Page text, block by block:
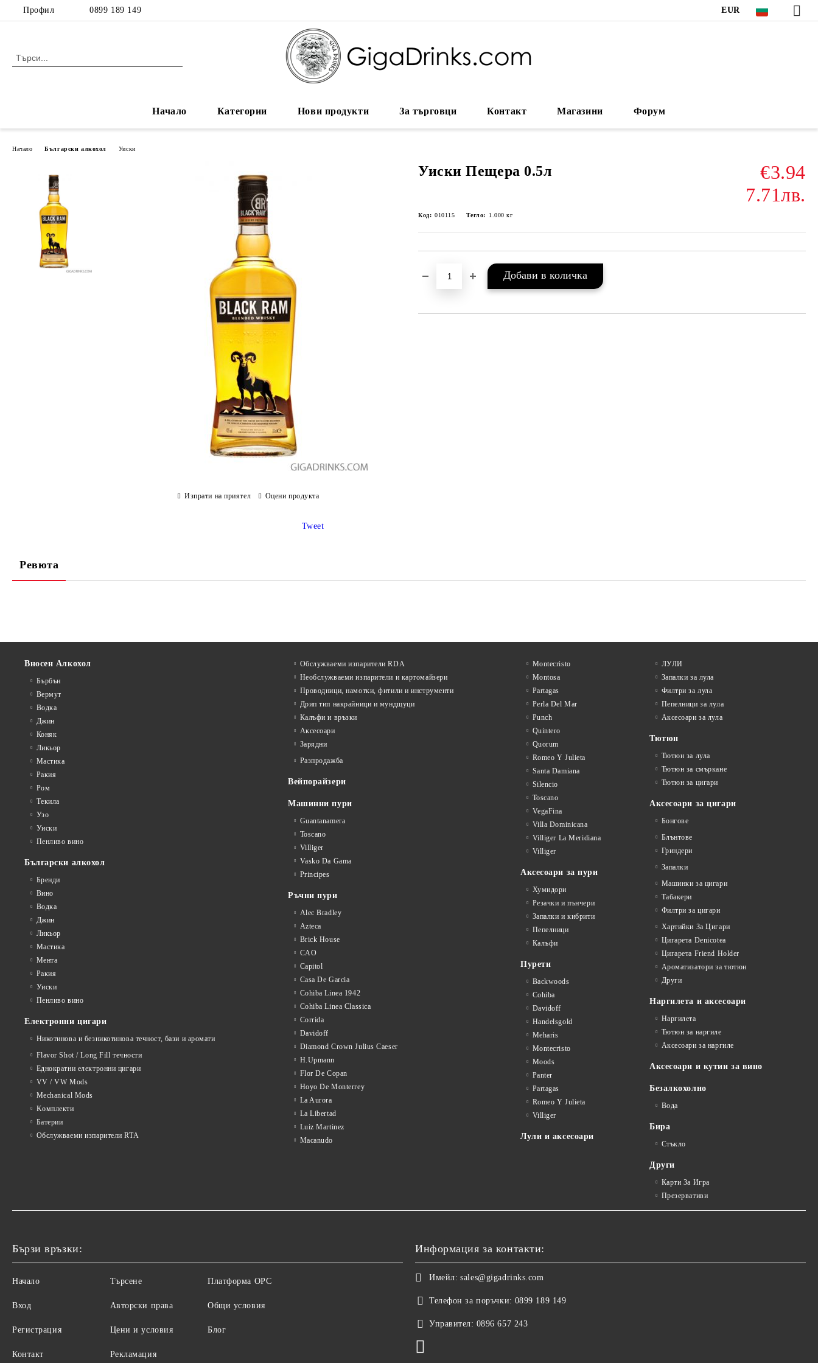
Профил 0899 189 149 EUR
Начало Категории Нови продукти За търговци Контакт Магазини Форум
Начало Български алкохол Уиски
Уиски Пещера 0.5л
€3.94
7.71лв.
Код: 010115 Тегло: 1.000 кг
Изпрати на приятел Оцени продукта
Tweet
Ревюта
Вносен Алкохол
Бърбън
Вермут
Водка
Джин
Коняк
Ликьор
Мастика
Ракия
Ром
Текила
Узо
Уиски
Пенливо вино
Български алкохол
Бренди
Вино
Водка
Джин
Ликьор
Мастика
Мента
Ракия
Уиски
Пенливо вино
Електронни цигари
Никотинова и безникотинова течност, бази и аромати
Flavor Shot / Long Fill течности
Еднократни електронни цигари
VV / VW Mods
Mechanical Mods
Kомплекти
Батерии
Обслужваеми изпарители RTA
Обслужваеми изпарители RDA
Необслужваеми изпарители и картомайзери
Проводници, намотки, фитили и инструменти
Дрип тип накрайници и мундщуци
Калъфи и връзки
Аксесоари
Зарядни
Разпродажба
Вейпорайзери
Машинни пури
Guantanamera
Toscano
Villiger
Vasko Da Gama
Principes
Ръчни пури
Alec Bradley
Azteca
Brick House
CAO
Capitol
Casa De Garcia
Cohiba Linea 1942
Cohiba Linea Classica
Corrida
Davidoff
Diamond Crown Julius Caeser
H.Upmann
Flor De Copan
Hoyo De Monterrey
La Aurora
La Libertad
Luiz Martinez
Macanudo
Montecristo
Montosa
Partagas
Perla Del Mar
Punch
Quintero
Quorum
Romeo Y Julieta
Santa Damiana
Silencio
Toscano
VegaFina
Villa Dominicana
Villiger La Meridiana
Villiger
Аксесоари за пури
Хумидори
Резачки и пънчери
Запалки и кибрити
Пепелници
Калъфи
Пурети
Backwoods
Cohiba
Davidoff
Handelsgold
Meharis
Montecristo
Moods
Panter
Partagas
Romeo Y Julieta
Villiger
Лули и аксесоари
ЛУЛИ
Запалки за лула
Филтри за лула
Пепелници за лула
Аксесоари за лула
Тютюн
Тютюн за лула
Тютюн за смъркане
Тютюн за цигари
Аксесоари за цигари
Бонгове
Блънтове
Гриндери
Запалки
Машинки за цигари
Табакери
Филтри за цигари
Хартийки За Цигари
Цигарета Denicotea
Цигарета Friend Holder
Ароматизатори за тютюн
Други
Наргилета и аксесоари
Наргилета
Тютюн за наргиле
Аксесоари за наргиле
Аксесоари и кутии за вино
Безалкохолно
Вода
Бира
Стъкло
Други
Карти За Игра
Презервативи
Бързи връзки:
Начало
Вход
Регистрация
Контакт
Търсене
Авторски права
Цени и условия
Рекламация
Платформа ОРС
Общи условия
Блог
Информация за контакти:
Имейл: sales@gigadrinks.com
Телефон за поръчки: 0899 189 149
Управител: 0896 657 243